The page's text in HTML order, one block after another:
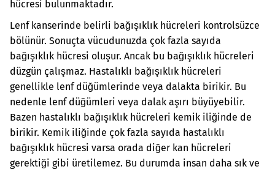
hücresi bulunmaktadır.
Lenf kanserinde belirli bağışıklık hücreleri kontrolsüzce
bölünür. Sonuçta vücudunuzda çok fazla sayıda
bağışıklık hücresi oluşur. Ancak bu bağışıklık hücreleri
düzgün çalışmaz. Hastalıklı bağışıklık hücreleri
genellikle lenf düğümlerinde veya dalakta birikir. Bu
nedenle lenf düğümleri veya dalak aşırı büyüyebilir.
Bazen hastalıklı bağışıklık hücreleri kemik iliğinde de
birikir. Kemik iliğinde çok fazla sayıda hastalıklı
bağışıklık hücresi varsa orada diğer kan hücreleri
gerektiği gibi üretilemez. Bu durumda insan daha sık ve